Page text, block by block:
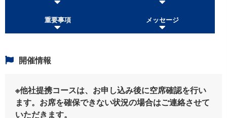
重要事項 メッセージ
開催情報
※他社提携コースは、お申し込み後に空席確認を行い
ます。お席を確保できない状況の場合はご連絡させて
いただきます。